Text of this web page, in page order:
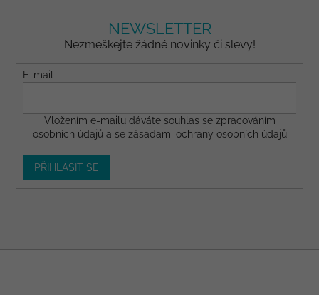
NEWSLETTER
Nezmeškejte žádné novinky či slevy!
E-mail
Vložením e-mailu dáváte souhlas se zpracováním
osobních údajů a se zásadami ochrany osobních údajů
PŘIHLÁSIT SE